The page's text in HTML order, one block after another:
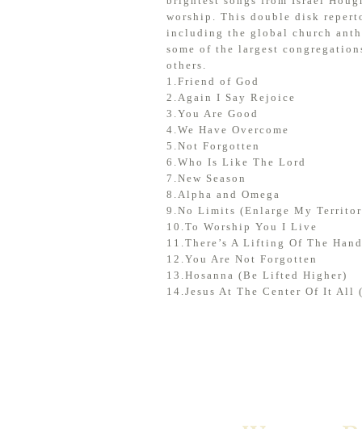
worship. This double disk
including the global church
some of the largest
others.
1.Friend of God
2.Again I Say Rejoice
3.You Are Good
4.We Have Overcome
5.Not Forgotten
6.Who Is Like The Lord
7.New Season
8.Alpha and Omega
9.No Limits (Enlarge My
10.To Worship You I Live
11.There’s A Lifting Of The
12.You Are Not Forgotten
13.Hosanna (Be Lifted Higher)
14.Jesus At The Center Of It All